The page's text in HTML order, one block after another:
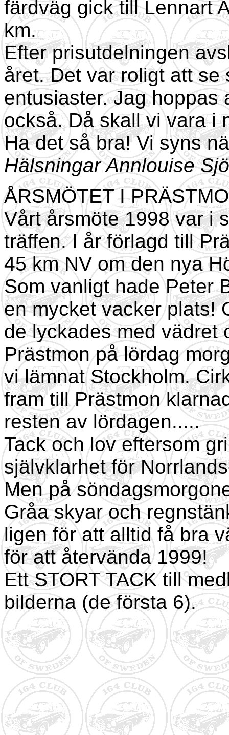
färdväg gick till Lennart
km.
Efter prisutdelningen
året. Det var roligt att se
entusiaster. Jag hoppas
också. Då skall vi vara i
Ha det så bra! Vi syns
Hälsningar Annlouise
ÅRSMÖTET I
Vårt årsmöte 1998 var i
träffen. I år förlagd till
45 km NV om den nya
Som vanligt hade Peter
en mycket vacker plats!
de lyckades med vädret
Prästmon på lördag
vi lämnat Stockholm.
fram till Prästmon
resten av lördagen.....
Tack och lov eftersom
självklarhet för
Men på
Gråa skyar och
ligen för att alltid få bra
för att återvända 1999!
Ett STORT TACK till
bilderna (de första 6).